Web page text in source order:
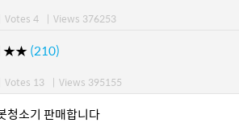
Votes 4 | Views 376253
★★ (210)
Votes 13 | Views 395155
청소기 판매합니다